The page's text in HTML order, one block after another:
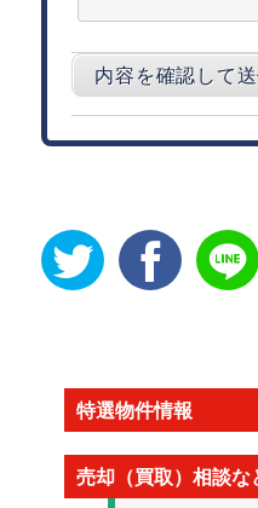
特選物件情報
売却（買取）相談な